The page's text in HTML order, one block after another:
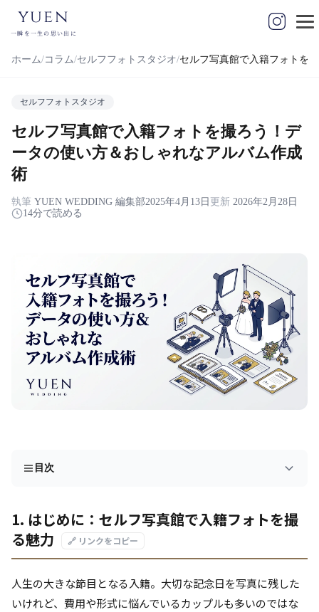
yuen
一瞬を一生の思い出に
ホーム コラム セルフフォトスタジオ セルフ写真館で入籍フォトを
セルフフォトスタジオ
セルフ写真館で入籍フォトを撮ろう！デ
ータの使い方＆おしゃれなアルバム作成
術
執筆 YUEN WEDDING 編集部2025年4月13日 更新 2026年2月28日
14分で読める
目次
1. はじめに：セルフ写真館で入籍フォトを撮
る魅力
🔗 リンクをコピー
人生の大きな節目となる入籍。大切な記念日を写真に残した
いけれど、費用や形式に悩んでいるカップルも多いのではな